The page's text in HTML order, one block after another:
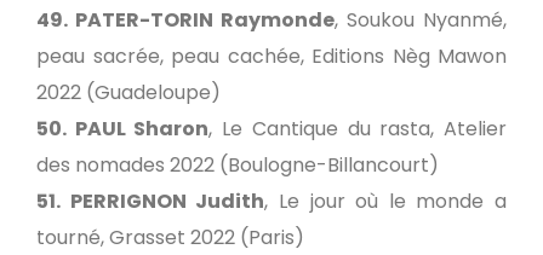
49. PATER-TORIN Raymonde, Soukou Nyanmé,
peau sacrée, peau cachée, Editions Nèg Mawon
2022 (Guadeloupe)
50. PAUL Sharon, Le Cantique du rasta, Atelier
des nomades 2022 (Boulogne-Billancourt)
51. PERRIGNON Judith, Le jour où le monde a
tourné, Grasset 2022 (Paris)